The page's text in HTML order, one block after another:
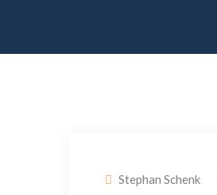
Stephan Schenk